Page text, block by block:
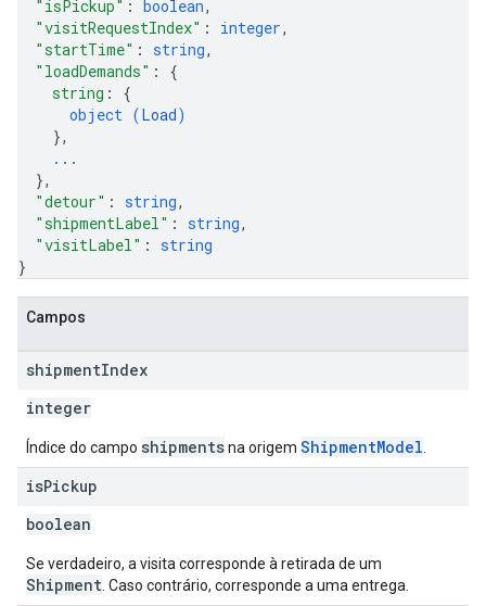
"isPickup" : boolean,
"visitRequestIndex" : integer,
"startTime" : string,
"loadDemands" : {
string : {
object (Load)
},
...
},
"detour" : string,
"shipmentLabel" : string,
"visitLabel" : string
}
Campos
shipmentIndex
integer
Índice do campo shipmentsna origem ShipmentModel
isPickup
boolean
Se verdadeiro, a visita corresponde à retirada de um
Shipment . Caso contrário, corresponde a uma entrega.